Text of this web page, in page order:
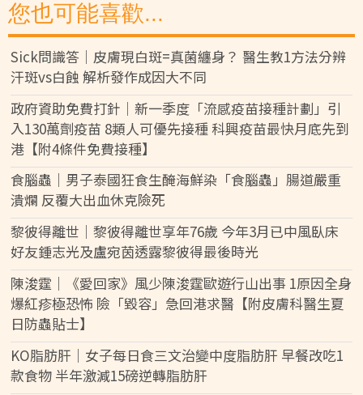
您也可能喜歡...
Sick問識答｜皮膚現白斑=真菌纏身？ 醫生教1方法分辨
汗斑vs白蝕 解析發作成因大不同
政府資助免費打針｜新一季度「流感疫苗接種計劃」引
入130萬劑疫苗 8類人可優先接種 科興疫苗最快月底先到
港【附4條件免費接種】
食腦蟲｜男子泰國狂食生醃海鮮染「食腦蟲」腸道嚴重
潰爛 反覆大出血休克險死
黎彼得離世｜黎彼得離世享年76歲 今年3月已中風臥床
好友鍾志光及盧宛茵透露黎彼得最後時光
陳浚霆｜《愛回家》風少陳浚霆歐遊行山出事 1原因全身
爆紅疹極恐怖 險「毀容」急回港求醫【附皮膚科醫生夏
日防蟲貼士】
KO脂肪肝｜女子每日食三文治變中度脂肪肝 早餐改吃1
款食物 半年激減15磅逆轉脂肪肝